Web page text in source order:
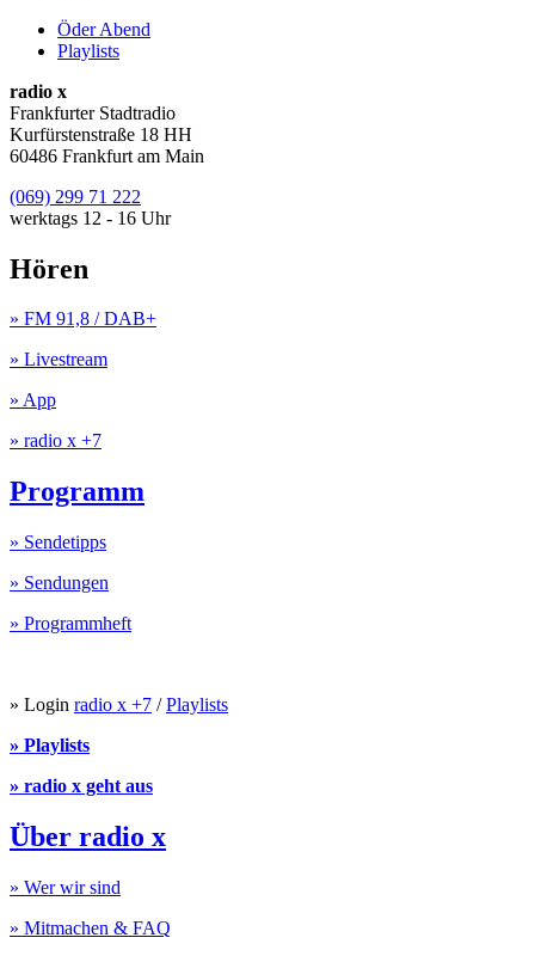
Öder Abend
Playlists
radio x
Frankfurter Stadtradio
Kurfürstenstraße 18 HH
60486 Frankfurt am Main
(069) 299 71 222
werktags 12 - 16 Uhr
Hören
» FM 91,8 / DAB+
» Livestream
» App
» radio x +7
Programm
» Sendetipps
» Sendungen
» Programmheft
» Login radio x +7 /Playlists
» Playlists
» radio x geht aus
Über radio x
» Wer wir sind
» Mitmachen & FAQ